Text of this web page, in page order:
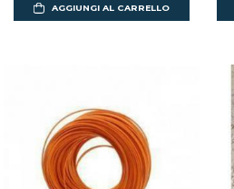
AGGIUNGI AL CARRELLO